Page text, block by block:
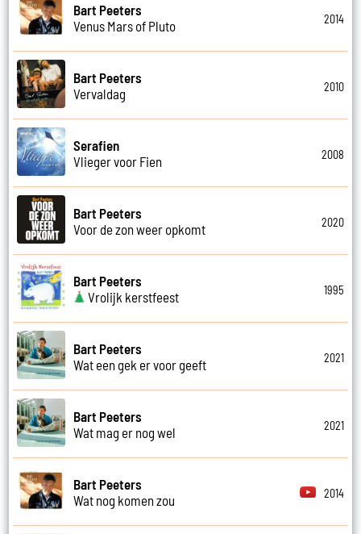
Bart Peeters
Venus Mars of Pluto
2014
Bart Peeters
Vervaldag
2010
Serafien
Vlieger voor Fien
2008
Bart Peeters
Voor de zon weer opkomt
2020
Bart Peeters
Vrolijk kerstfeest
1995
Bart Peeters
Wat een gek er voor geeft
2021
Bart Peeters
Wat mag er nog wel
2021
Bart Peeters
Wat nog komen zou
2014